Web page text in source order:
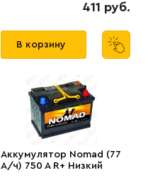
411 руб.
В корзину
Аккумулятор Nomad (77
А/ч) 750 A R+ Низкий